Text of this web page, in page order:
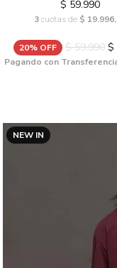
$ 59.990
3cuotas de $
20% OFF $ 59.990$
Pagando con
NEW IN